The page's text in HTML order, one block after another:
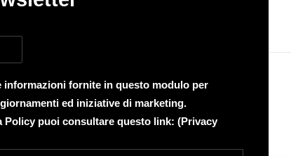
informazioni fornite in questo modulo per
ed iniziative di marketing.
Policy puoi consultare questo link: (Privacy